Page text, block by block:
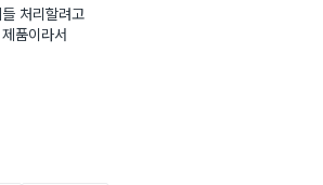
처리할려고
품이라서